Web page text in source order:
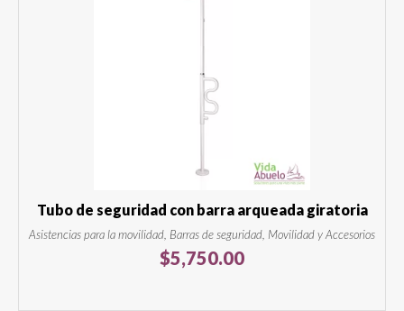
Tubo de seguridad con barra arqueada giratoria
Asistencias para la movilidad, Barras de seguridad, Movilidad y Accesorios
$5,750.00